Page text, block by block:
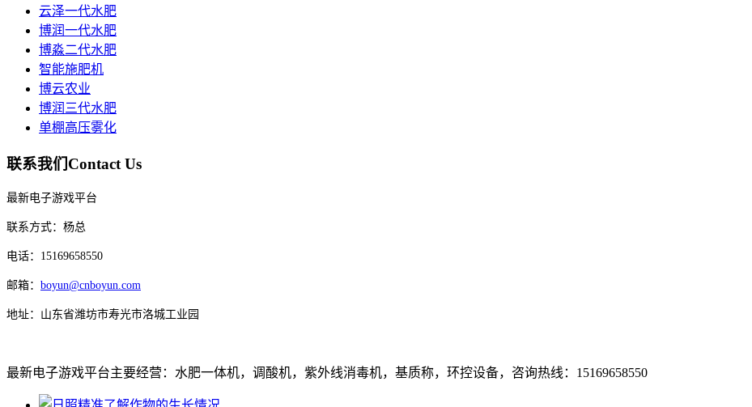
云泽一代水肥
博润一代水肥
博淼二代水肥
智能施肥机
博云农业
博润三代水肥
单棚高压雾化
联系我们Contact Us
最新电子游戏平台
联系方式：杨总
电话：15169658550
邮箱： boyun@cnboyun.com
地址：山东省潍坊市寿光市洛城工业园
最新电子游戏平台主要经营：水肥一体机，调酸机，紫外线消毒机，基质称，环控设备，咨询热线：15169658550